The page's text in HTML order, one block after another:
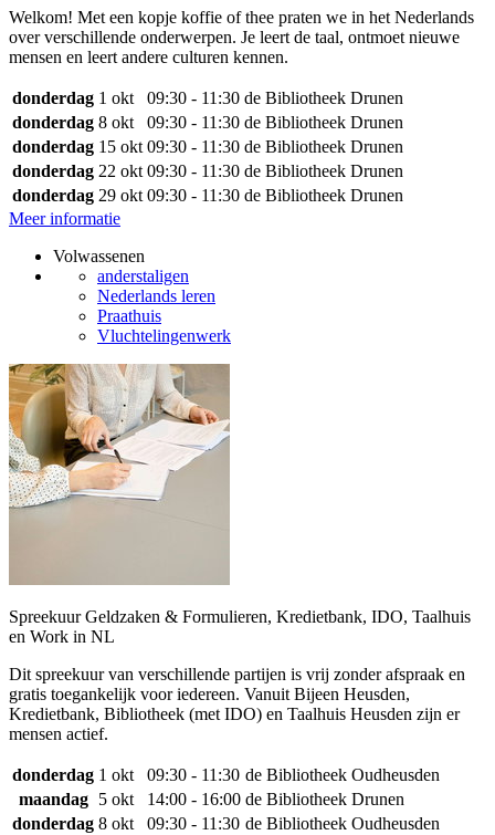
Welkom! Met een kopje koffie of thee praten we in het Nederlands
over verschillende onderwerpen. Je leert de taal, ontmoet nieuwe
mensen en leert andere culturen kennen.
donderdag 1 okt 09:30 - 11:30 de Bibliotheek Drunen
donderdag 8 okt 09:30 - 11:30 de Bibliotheek Drunen
donderdag 15 okt 09:30 - 11:30 de Bibliotheek Drunen
donderdag 22 okt 09:30 - 11:30 de Bibliotheek Drunen
donderdag 29 okt 09:30 - 11:30 de Bibliotheek Drunen
Meer informatie
Volwassenen
anderstaligen
Nederlands leren
Praathuis
Vluchtelingenwerk
Spreekuur Geldzaken & Formulieren, Kredietbank, IDO, Taalhuis
en Work in NL
Dit spreekuur van verschillende partijen is vrij zonder afspraak en
gratis toegankelijk voor iedereen. Vanuit Bijeen Heusden,
Kredietbank, Bibliotheek (met IDO) en Taalhuis Heusden zijn er
mensen actief.
donderdag 1 okt 09:30 - 11:30 de Bibliotheek Oudheusden
maandag
5 okt 14:00 - 16:00 de Bibliotheek Drunen
donderdag 8 okt 09:30 - 11:30 de Bibliotheek Oudheusden